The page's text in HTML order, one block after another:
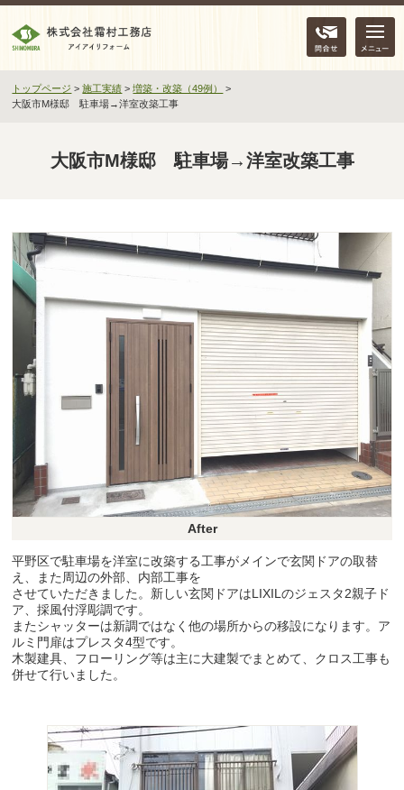
問合せ
トップページ >施工実績 >増築・改築（49例）
>
大阪市M様邸 駐車場→洋室改築工事
大阪市M様邸 駐車場→洋室改築工事
After
平野区で駐車場を洋室に改築する工事がメインで玄関ドアの取替
え、また周辺の外部、内部工事を
させていただきました。新しい玄関ドアはLIXILのジェスタ2親子ド
ア、採風付浮彫調です。
またシャッターは新調ではなく他の場所からの移設になります。ア
ルミ門扉はプレスタ4型です。
木製建具、フローリング等は主に大建製でまとめて、クロス工事も
併せて行いました。